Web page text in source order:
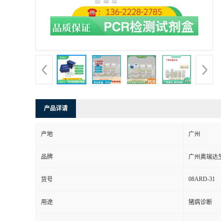
产品详请
产地 广州
品牌 广州奥瑞达
货号 08ARD-31
用途 猪病诊断